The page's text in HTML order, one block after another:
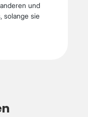
und
solange sie